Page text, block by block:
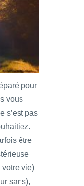
pour
vous
s’est pas
être
votre vie)
sans),